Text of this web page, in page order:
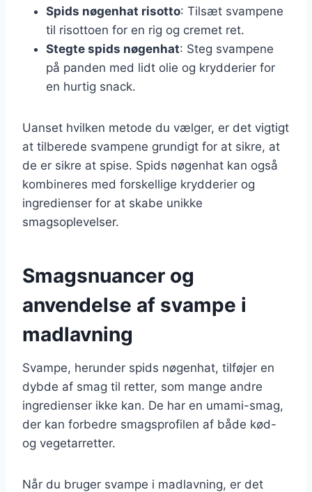
Spids nøgenhat risotto: Tilsæt svampene
til risottoen for en rig og cremet ret.
Stegte spids nøgenhat: Steg svampene
på panden med lidt olie og krydderier for
en hurtig snack.
Uanset hvilken metode du vælger, er det vigtigt
at tilberede svampene grundigt for at sikre, at
de er sikre at spise. Spids nøgenhat kan også
kombineres med forskellige krydderier og
ingredienser for at skabe unikke
smagsoplevelser.
Smagsnuancer og
anvendelse af svampe i
madlavning
Svampe, herunder spids nøgenhat, tilføjer en
dybde af smag til retter, som mange andre
ingredienser ikke kan. De har en umami-smag,
der kan forbedre smagsprofilen af både kød-
og vegetarretter.
Når du bruger svampe i madlavning, er det